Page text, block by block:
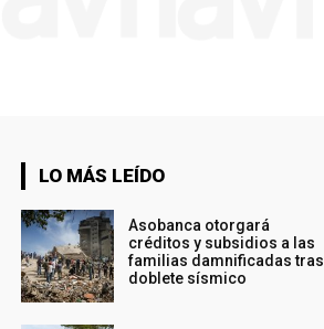
LO MÁS LEÍDO
Asobanca otorgará
créditos y subsidios a las
familias damnificadas tras
doblete sísmico